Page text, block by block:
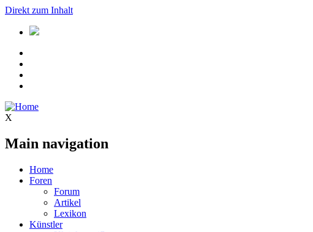
Direkt zum Inhalt
X
Main navigation
Home
Foren
Forum
Artikel
Lexikon
Künstler